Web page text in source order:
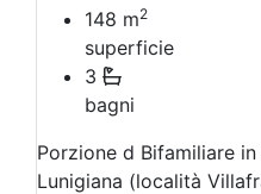
148 m2
superficie
3
bagni
Porzione d Bifamiliare
Lunigiana (località